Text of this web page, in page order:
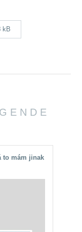
kB
to mám jinak